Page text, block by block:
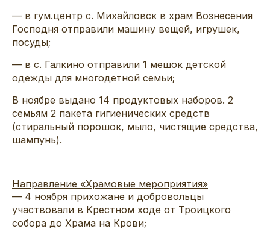
— в гум.центр с. Михайловск в храм Вознесения
Господня отправили машину вещей, игрушек,
посуды;
— в с. Галкино отправили 1 мешок детской
одежды для многодетной семьи;
В ноябре выдано 14 продуктовых наборов. 2
семьям 2 пакета гигиенических средств
(стиральный порошок, мыло, чистящие средства,
шампунь).
Направление «Храмовые мероприятия»
— 4 ноября прихожане и добровольцы
участвовали в Крестном ходе от Троицкого
собора до Храма на Крови;